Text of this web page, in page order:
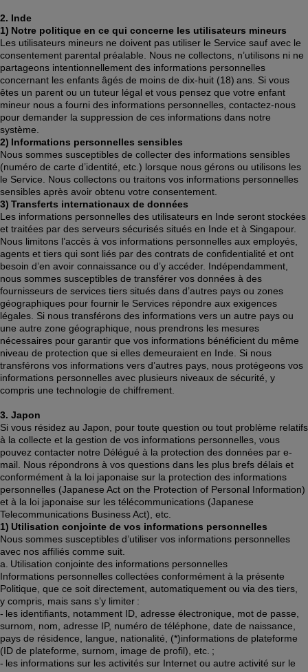
2. Inde
1) Notre politique en ce qui concerne les utilisateurs mineurs
Les utilisateurs mineurs ne doivent pas utiliser le Service sauf avec le
consentement parental préalable. Nous ne collectons, n’utilisons ni ne
partageons intentionnellement des informations personnelles
concernant les enfants âgés de moins de dix-huit (18) ans. Si vous
êtes un parent ou un tuteur légal et vous pensez que votre enfant
mineur nous a fourni des informations personnelles, contactez-nous
pour demander la suppression de ces informations dans notre
système.
2) Informations personnelles sensibles
Nous sommes susceptibles de collecter des informations sensibles
(numéro de carte d’identité, etc.) lorsque nous gérons ou utilisons les
le Service. Nous collectons ou traitons vos informations personnelles
sensibles après avoir obtenu votre consentement.
3) Transferts internationaux de données
Les informations personnelles des utilisateurs en Inde seront stockées
et traitées par des serveurs sécurisés situés en Inde et à Singapour.
Nous limitons l’accès à vos informations personnelles aux employés,
agents et tiers qui sont liés par des contrats de confidentialité et ont
besoin d’en avoir connaissance ou d’y accéder. Indépendamment,
nous sommes susceptibles de transférer vos données à des
fournisseurs de services tiers situés dans d’autres pays ou zones
géographiques pour fournir le Services répondre aux exigences
légales. Si nous transférons des informations vers un autre pays ou
une autre zone géographique, nous prendrons les mesures
nécessaires pour garantir que vos informations bénéficient du même
niveau de protection que si elles demeuraient en Inde. Si nous
transférons vos informations vers d’autres pays, nous protégeons vos
informations personnelles avec plusieurs niveaux de sécurité, y
compris une technologie de chiffrement.
3. Japon
Si vous résidez au Japon, pour toute question ou tout problème relatifs
à la collecte et la gestion de vos informations personnelles, vous
pouvez contacter notre Délégué à la protection des données par e-
mail. Nous répondrons à vos questions dans les plus brefs délais et
conformément à la loi japonaise sur la protection des informations
personnelles (Japanese Act on the Protection of Personal Information)
et à la loi japonaise sur les télécommunications (Japanese
Telecommunications Business Act), etc.
1) Utilisation conjointe de vos informations personnelles
Nous sommes susceptibles d’utiliser vos informations personnelles
avec nos affiliés comme suit.
a. Utilisation conjointe des informations personnelles
Informations personnelles collectées conformément à la présente
Politique, que ce soit directement, automatiquement ou via des tiers,
y compris, mais sans s’y limiter :
- les identifiants, notamment ID, adresse électronique, mot de passe,
surnom, nom, adresse IP, numéro de téléphone, date de naissance,
pays de résidence, langue, nationalité, (*)informations de plateforme
(ID de plateforme, surnom, image de profil), etc. ;
- les informations sur les activités sur Internet ou autre activité sur le